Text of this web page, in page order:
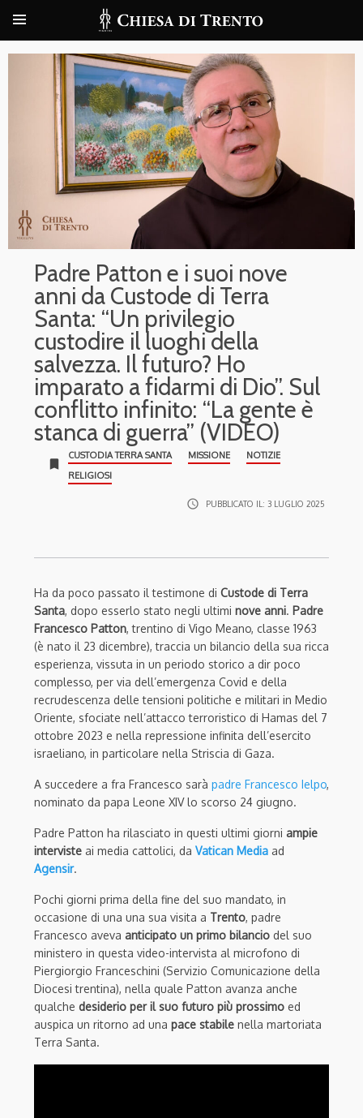
Padre Patton e i suoi nove
anni da Custode di Terra
Santa: “Un privilegio
custodire il luoghi della
salvezza. Il futuro? Ho
imparato a fidarmi di Dio”. Sul
conflitto infinito: “La gente è
stanca di guerra” (VIDEO)
bookmark
CUSTODIA TERRA SANTA MISSIONE
NOTIZIE
RELIGIOSI
access_time PUBBLICATO IL: 3 LUGLIO 2025
Ha da poco passato il testimone di Custode di Terra
Santa, dopo esserlo stato negli ultimi nove anni. Padre
Francesco Patton, trentino di Vigo Meano, classe 1963
(è nato il 23 dicembre), traccia un bilancio della sua ricca
esperienza, vissuta in un periodo storico a dir poco
complesso, per via dell’emergenza Covid e della
recrudescenza delle tensioni politiche e militari in Medio
Oriente, sfociate nell’attacco terroristico di Hamas del 7
ottobre 2023 e nella repressione infinita dell’esercito
israeliano, in particolare nella Striscia di Gaza.
A succedere a fra Francesco sarà padre Francesco Ielpo,
nominato da papa Leone XIV lo scorso 24 giugno.
Padre Patton ha rilasciato in questi ultimi giorni ampie
interviste ai media cattolici, da Vatican Media ad
Agensir.
Pochi giorni prima della fine del suo mandato, in
occasione di una una sua visita a Trento, padre
Francesco aveva anticipato un primo bilancio del suo
ministero in questa video-intervista al microfono di
Piergiorgio Franceschini (Servizio Comunicazione della
Diocesi trentina), nella quale Patton avanza anche
qualche desiderio per il suo futuro più prossimo ed
auspica un ritorno ad una pace stabile nella martoriata
Terra Santa.